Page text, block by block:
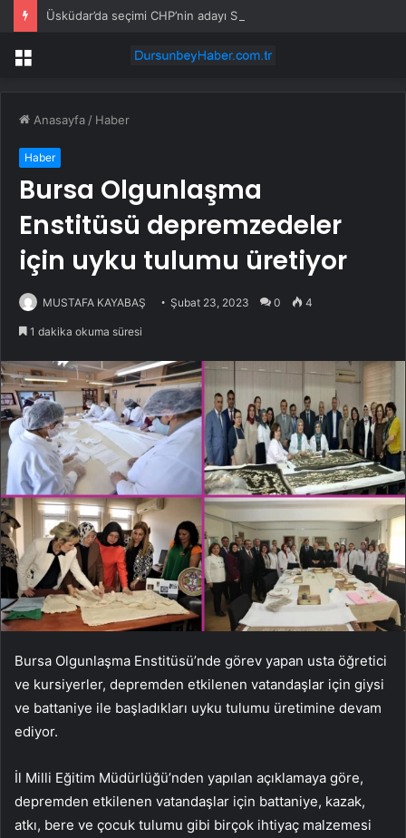
Menü
Anasayfa / Haber
Haber
Bursa Olgunlaşma
Enstitüsü depremzedeler
için uyku tulumu üretiyor
MUSTAFA KAYABAŞ Şubat 23, 2023 0 4
1 dakika okuma süresi
Bursa Olgunlaşma Enstitüsü’nde görev yapan usta öğretici
ve kursiyerler, depremden etkilenen vatandaşlar için giysi
ve battaniye ile başladıkları uyku tulumu üretimine devam
ediyor.
İl Milli Eğitim Müdürlüğü’nden yapılan açıklamaya göre,
depremden etkilenen vatandaşlar için battaniye, kazak,
atkı, bere ve çocuk tulumu gibi birçok ihtiyaç malzemesi